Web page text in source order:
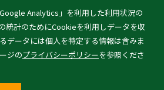
Analytics」を利用した利用状況の
統計のためにCookieを利用しデータを収
データには個人を特定する情報は含みま
ジのプライバシーポリシーを参照くださ